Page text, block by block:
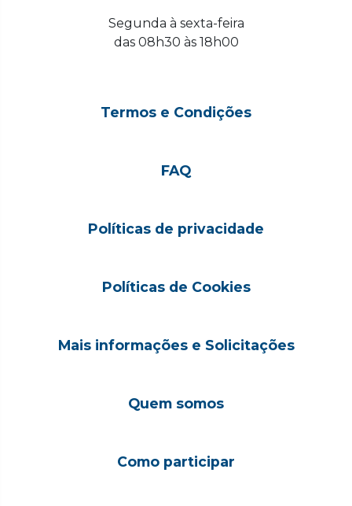
Segunda à sexta-feira
das 08h30 às 18h00
Termos e Condições
FAQ
Políticas de privacidade
Políticas de Cookies
Mais informações e Solicitações
Quem somos
Como participar